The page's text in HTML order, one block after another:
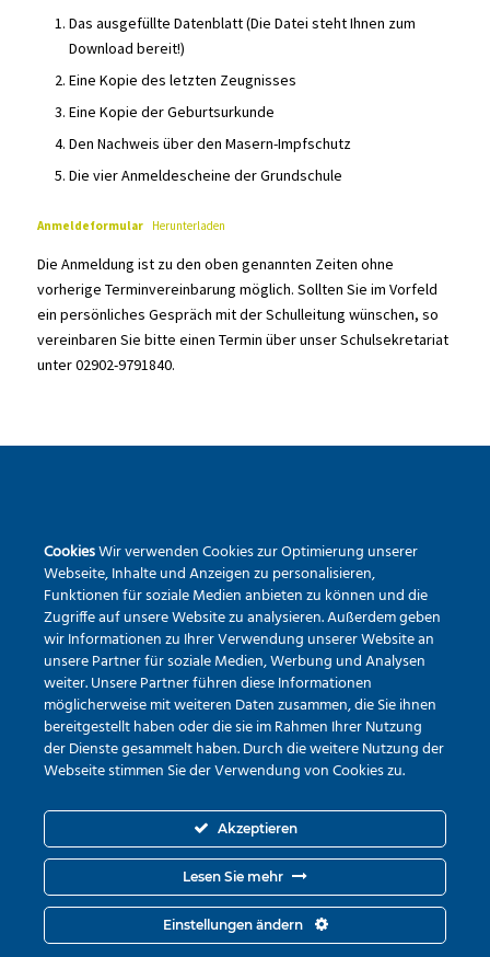
Das ausgefüllte Datenblatt (Die Datei steht Ihnen zum
Download bereit!)
Eine Kopie des letzten Zeugnisses
Eine Kopie der Geburtsurkunde
Den Nachweis über den Masern-Impfschutz
Die vier Anmeldescheine der Grundschule
Anmeldeformular Herunterladen
Die Anmeldung ist zu den oben genannten Zeiten ohne
vorherige Terminvereinbarung möglich. Sollten Sie im Vorfeld
ein persönliches Gespräch mit der Schulleitung wünschen, so
vereinbaren Sie bitte einen Termin über unser Schulsekretariat
unter 02902-9791840.
Pietrapaola-Platz 4
59581 Warstein
Tel.:02902 – 9791840
Erreichbarkeit via Mail
© Copyright 2019-2026 - Sekundarschule der Stadt Warstein
CookiesWir verwenden Cookies zur Optimierung unserer
Webseite, Inhalte und Anzeigen zu personalisieren,
Funktionen für soziale Medien anbieten zu können und die
Zugriffe auf unsere Website zu analysieren. Außerdem geben
wir Informationen zu Ihrer Verwendung unserer Website an
unsere Partner für soziale Medien, Werbung und Analysen
weiter. Unsere Partner führen diese Informationen
möglicherweise mit weiteren Daten zusammen, die Sie ihnen
bereitgestellt haben oder die sie im Rahmen Ihrer Nutzung
der Dienste gesammelt haben. Durch die weitere Nutzung der
Webseite stimmen Sie der Verwendung von Cookies zu.
Akzeptieren
Lesen Sie mehr
Einstellungen ändern